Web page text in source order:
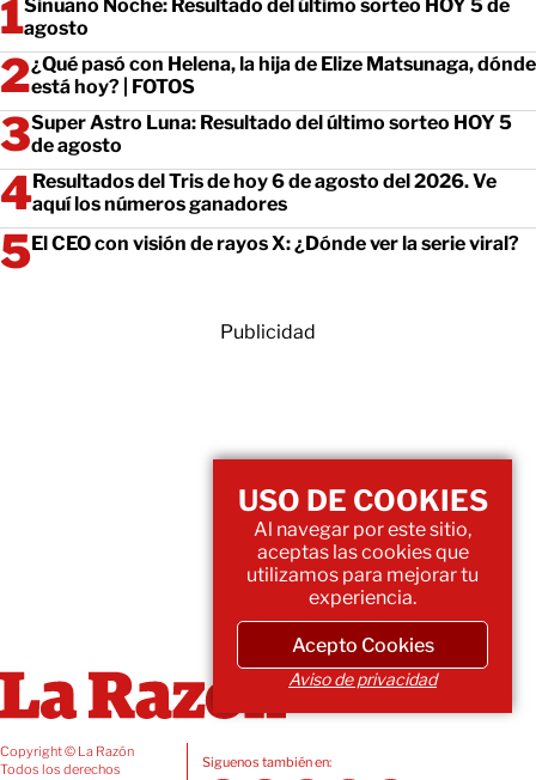
Sinuano Noche: Resultado del último sorteo HOY 5 de
agosto
¿Qué pasó con Helena, la hija de Elize Matsunaga, dónde
está hoy? | FOTOS
Super Astro Luna: Resultado del último sorteo HOY 5
de agosto
Resultados del Tris de hoy 6 de agosto del 2026. Ve
aquí los números ganadores
El CEO con visión de rayos X: ¿Dónde ver la serie viral?
Publicidad
Copyright © La Razón
Todos los derechos
Siguenos también en:
USO DE COOKIES
Al navegar por este sitio,
aceptas las cookies que
utilizamos para mejorar tu
experiencia.
Acepto Cookies
Aviso de privacidad